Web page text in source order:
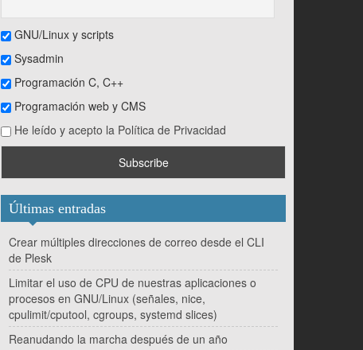
GNU/Linux y scripts
Sysadmin
Programación C, C++
Programación web y CMS
He leído y acepto la Política de Privacidad
Últimas entradas
Crear múltiples direcciones de correo desde el CLI
de Plesk
Limitar el uso de CPU de nuestras aplicaciones o
procesos en GNU/Linux (señales, nice,
cpulimit/cputool, cgroups, systemd slices)
Reanudando la marcha después de un año